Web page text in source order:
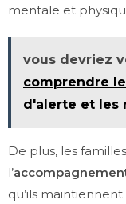
mentale et
vous devriez
comprendre
d'alerte et les
De plus, les
l’
qu’ils